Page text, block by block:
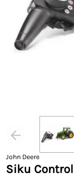
John Deere
Siku